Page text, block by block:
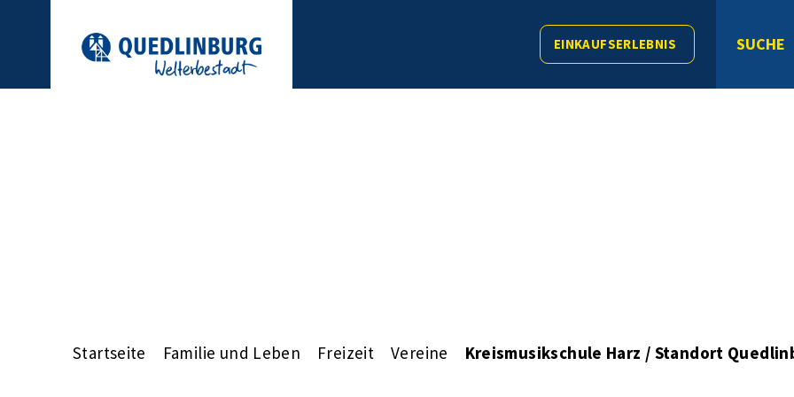
EINKAUFSERLEBNIS SUCHE
Startseite Familie und Leben Freizeit Vereine Kreismusikschule Harz / Standort